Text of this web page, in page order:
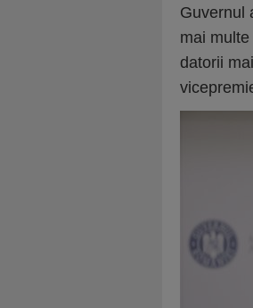
Guvernul
mai
datorii